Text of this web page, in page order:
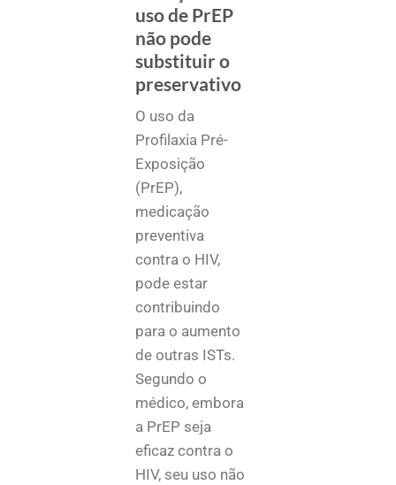
uso de PrEP
não pode
substituir o
preservativo
O uso da
Profilaxia Pré-
Exposição
(PrEP),
medicação
preventiva
contra o HIV,
pode estar
contribuindo
para o aumento
de outras ISTs.
Segundo o
médico, embora
a PrEP seja
eficaz contra o
HIV, seu uso não